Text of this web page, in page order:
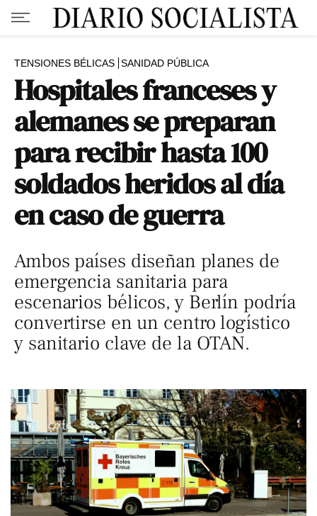
TENSIONES BÉLICAS SANIDAD PÚBLICA
Hospitales franceses y
alemanes se preparan
para recibir hasta 100
soldados heridos al día
en caso de guerra
Ambos países diseñan planes de
emergencia sanitaria para
escenarios bélicos, y Berlín podría
convertirse en un centro logístico
y sanitario clave de la OTAN.